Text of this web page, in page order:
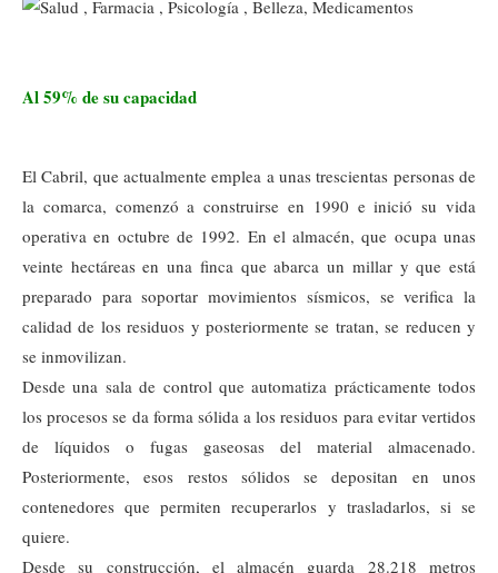
Al 59% de su capacidad
El Cabril, que actualmente emplea a unas trescientas personas de
la comarca, comenzó a construirse en 1990 e inició su vida
operativa en octubre de 1992. En el almacén, que ocupa unas
veinte hectáreas en una finca que abarca un millar y que está
preparado para soportar movimientos sísmicos, se verifica la
calidad de los residuos y posteriormente se tratan, se reducen y
se inmovilizan.
Desde una sala de control que automatiza prácticamente todos
los procesos se da forma sólida a los residuos para evitar vertidos
de líquidos o fugas gaseosas del material almacenado.
Posteriormente, esos restos sólidos se depositan en unos
contenedores que permiten recuperarlos y trasladarlos, si se
quiere.
Desde su construcción, el almacén guarda 28.218 metros